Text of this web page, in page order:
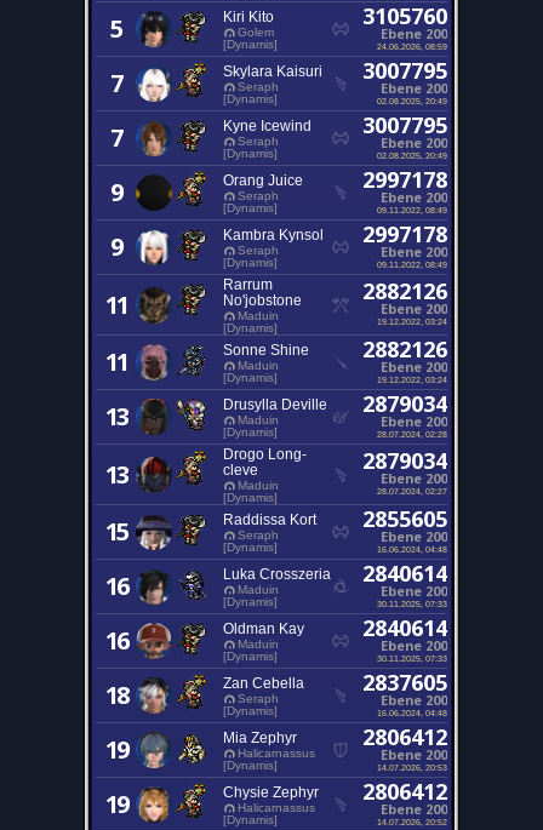
5 Kiri Kito
Golem
[Dynamis]
3105760
Ebene 200
24.06.2026, 08:59
7 Skylara Kaisuri
Seraph
[Dynamis]
3007795
Ebene 200
02.08.2025, 20:49
7 Kyne Icewind
Seraph
[Dynamis]
3007795
Ebene 200
02.08.2025, 20:49
9 Orang Juice
Seraph
[Dynamis]
2997178
Ebene 200
09.11.2022, 08:49
9 Kambra Kynsol
Seraph
[Dynamis]
2997178
Ebene 200
09.11.2022, 08:49
11
Rarrum
No'jobstone
Maduin
[Dynamis]
2882126
Ebene 200
19.12.2022, 03:24
11 Sonne Shine
Maduin
[Dynamis]
2882126
Ebene 200
19.12.2022, 03:24
13 Drusylla Deville
Maduin
[Dynamis]
2879034
Ebene 200
28.07.2024, 02:28
13
Drogo Long-
cleve
Maduin
[Dynamis]
2879034
Ebene 200
28.07.2024, 02:27
15 Raddissa Kort
Seraph
[Dynamis]
2855605
Ebene 200
16.06.2024, 04:48
16 Luka Crosszeria
Maduin
[Dynamis]
2840614
Ebene 200
30.11.2025, 07:33
16 Oldman Kay
Maduin
[Dynamis]
2840614
Ebene 200
30.11.2025, 07:33
18 Zan Cebella
Seraph
[Dynamis]
2837605
Ebene 200
16.06.2024, 04:48
19 Mia Zephyr
Halicarnassus
[Dynamis]
2806412
Ebene 200
14.07.2026, 20:53
19 Chysie Zephyr
Halicarnassus
[Dynamis]
2806412
Ebene 200
14.07.2026, 20:52